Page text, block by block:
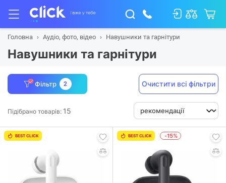
Головна Аудіо, фото, відео Навушники та гарнітури
Навушники та гарнітури
Фільтр 2 Очистити всі фільтри
Підібрано товарів: 15
BEST CLICK BEST CLICK -15%